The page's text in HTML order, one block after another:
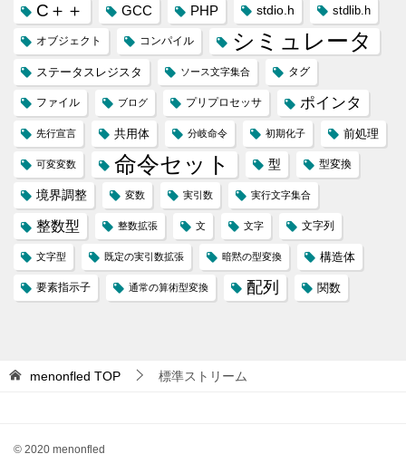
C＋＋ GCC PHP stdio.h stdlib.h
オブジェクト コンパイル シミュレータ
ステータスレジスタ ソース文字集合 タグ
ファイル ブログ プリプロセッサ ポインタ
先行宣言 共用体 分岐命令 初期化子 前処理
可変変数 命令セット 型 型変換
境界調整 変数 実引数 実行文字集合
整数型 整数拡張 文 文字 文字列
文字型 既定の実引数拡張 暗黙の型変換 構造体
要素指示子 通常の算術型変換 配列 関数
menonfled TOP 標準ストリーム
© 2020 menonfled